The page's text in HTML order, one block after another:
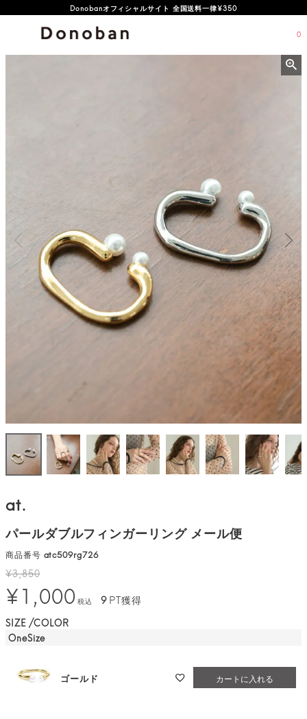
オフィシャルサイト新規会員登録特典 500ポイントプレゼント
0
at.
パールダブルフィンガーリング メール便
商品番号 atc509rg726
¥3,850
¥1,000 税込 9PT獲得
SIZE COLOR
OneSize
ゴールド カートに入れる